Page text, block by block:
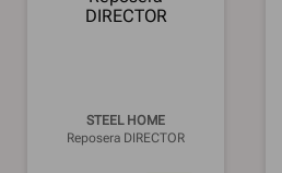
STEEL HOME
Reposera DIRECTOR